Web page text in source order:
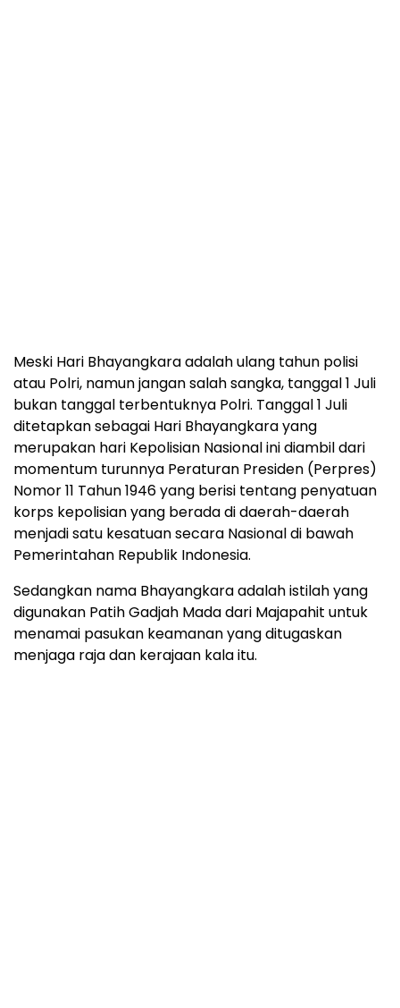
Meski Hari Bhayangkara adalah ulang tahun polisi
atau Polri, namun jangan salah sangka, tanggal 1 Juli
bukan tanggal terbentuknya Polri. Tanggal 1 Juli
ditetapkan sebagai Hari Bhayangkara yang
merupakan hari Kepolisian Nasional ini diambil dari
momentum turunnya Peraturan Presiden (Perpres)
Nomor 11 Tahun 1946 yang berisi tentang penyatuan
korps kepolisian yang berada di daerah-daerah
menjadi satu kesatuan secara Nasional di bawah
Pemerintahan Republik Indonesia.
Sedangkan nama Bhayangkara adalah istilah yang
digunakan Patih Gadjah Mada dari Majapahit untuk
menamai pasukan keamanan yang ditugaskan
menjaga raja dan kerajaan kala itu.